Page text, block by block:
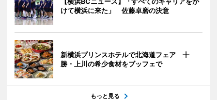
けて横浜に来た」 佐藤卓磨の決意
新横浜プリンスホテルで北海道フェア 十
勝・上川の希少食材をブッフェで
もっと見る